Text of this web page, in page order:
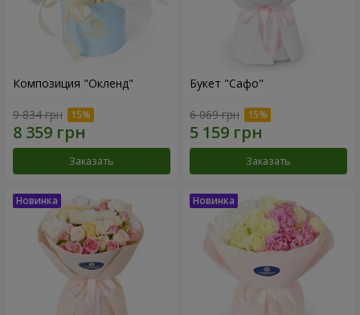
Композиция "Окленд"
9 834 грн
Заказать
Букет "Сафо"
6 069 грн
Заказать